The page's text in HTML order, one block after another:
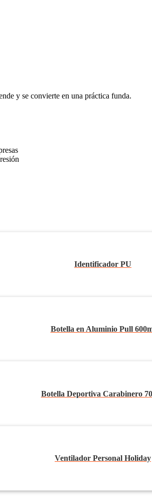
y se convierte en una práctica funda.
Identificador PU
Botella en Aluminio Pull
Botella Deportiva Carabinero
Ventilador Personal Holiday